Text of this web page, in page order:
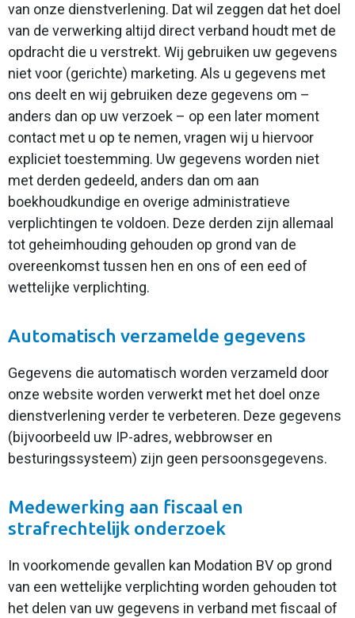
van onze dienstverlening. Dat wil zeggen dat het doel
van de verwerking altijd direct verband houdt met de
opdracht die u verstrekt. Wij gebruiken uw gegevens
niet voor (gerichte) marketing. Als u gegevens met
ons deelt en wij gebruiken deze gegevens om –
anders dan op uw verzoek – op een later moment
contact met u op te nemen, vragen wij u hiervoor
expliciet toestemming. Uw gegevens worden niet
met derden gedeeld, anders dan om aan
boekhoudkundige en overige administratieve
verplichtingen te voldoen. Deze derden zijn allemaal
tot geheimhouding gehouden op grond van de
overeenkomst tussen hen en ons of een eed of
wettelijke verplichting.
Automatisch verzamelde gegevens
Gegevens die automatisch worden verzameld door
onze website worden verwerkt met het doel onze
dienstverlening verder te verbeteren. Deze gegevens
(bijvoorbeeld uw IP-adres, webbrowser en
besturingssysteem) zijn geen persoonsgegevens.
Medewerking aan fiscaal en
strafrechtelijk onderzoek
In voorkomende gevallen kan Modation BV op grond
van een wettelijke verplichting worden gehouden tot
het delen van uw gegevens in verband met fiscaal of